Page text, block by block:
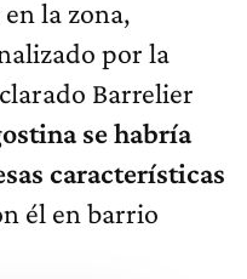
la zona,
por la
Barrelier
se habría
características
él en barrio